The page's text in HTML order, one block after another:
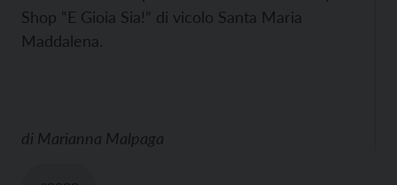
Shop “E Gioia Sia!” di vicolo Santa Maria
Maddalena.
di Marianna Malpaga